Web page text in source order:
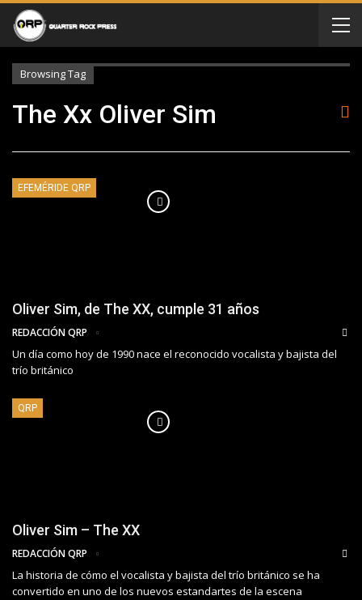
Browsing Tag
The Xx Oliver Sim
EFEMÉRIDE QRP
Oliver Sim, de The XX, cumple 31 años
REDACCIÓN QRP
Un día como hoy de 1990 nace el reconocido vocalista y bajista del
trío británico
QRP
Oliver Sim – The XX
REDACCIÓN QRP
La historia de cómo el vocalista y bajista del trío británico se ha
convertido en uno de los nuevos estandartes de la escena